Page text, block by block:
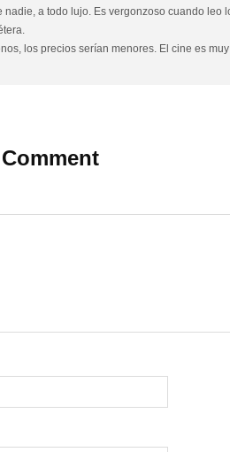
nadie, a todo lujo. Es vergonzoso cuando leo
los precios serían menores. El cine es muy